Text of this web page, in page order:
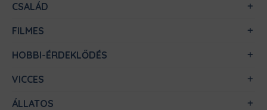
CSALÁD
FILMES
HOBBI-ÉRDEKLŐDÉS
VICCES
ÁLLATOS